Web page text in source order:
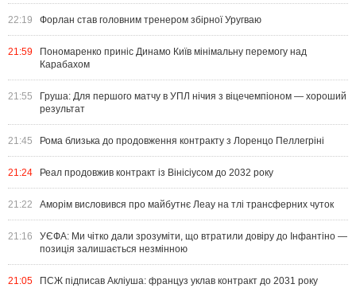
22:19 Форлан став головним тренером збірної Уругваю
21:59
Пономаренко приніс Динамо Київ мінімальну перемогу над
Карабахом
21:55
Груша: Для першого матчу в УПЛ нічия з віцечемпіоном — хороший
результат
21:45 Рома близька до продовження контракту з Лоренцо Пеллегріні
21:24 Реал продовжив контракт із Вінісіусом до 2032 року
21:22 Аморім висловився про майбутнє Леау на тлі трансферних чуток
21:16
УЄФА: Ми чітко дали зрозуміти, що втратили довіру до Інфантіно —
позиція залишається незмінною
21:05 ПСЖ підписав Акліуша: француз уклав контракт до 2031 року